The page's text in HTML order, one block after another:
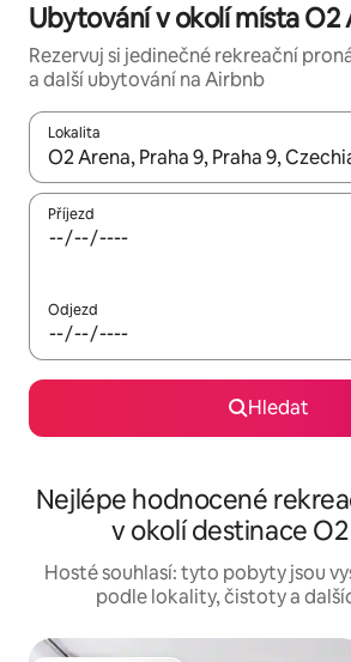
Ubytování v okolí místa O2
Rezervuj si jedinečné rekreační
a další ubytování na Airbnb
Lokalita
Až budou výsledky k dispozici, můžeš
Příjezd
Odjezd
Hledat
Nejlépe hodnocené
v okolí destinace
Hosté souhlasí: tyto pobyty jsou
podle lokality, čistoty a